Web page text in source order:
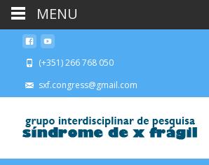
(+351) 266 768 050
sxf.congress@gmail.com
MENU